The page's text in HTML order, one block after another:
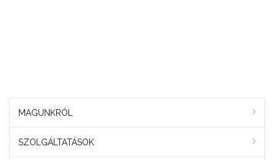
MAGUNKRÓL
SZOLGÁLTATÁSOK